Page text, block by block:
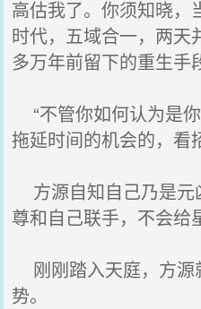
高估我了。你须知晓，
时代，五域合一，两天
多万年前留下的重生手
“不管你如何认为是
拖延时间的机会的，看
方源自知自己乃是元
尊和自己联手，不会给
刚刚踏入天庭，方源
势。